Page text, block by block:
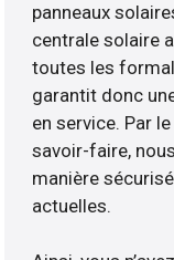
panneaux
centrale solaire
toutes les
garantit donc
en service. Par
savoir-faire,
manière
actuelles.